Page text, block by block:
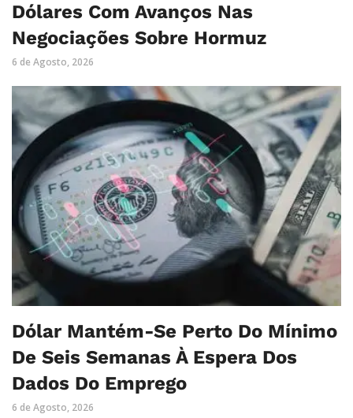
Dólares Com Avanços Nas
Negociações Sobre Hormuz
6 de Agosto, 2026
Dólar Mantém-Se Perto Do Mínimo
De Seis Semanas À Espera Dos
Dados Do Emprego
6 de Agosto, 2026